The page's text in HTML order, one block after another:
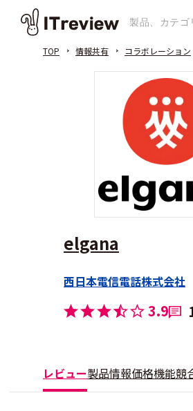
TOP 情報共有 コラボレーション
elgana
西日本電信電話株式会社
3.9
レビュー製品情報価格機能競